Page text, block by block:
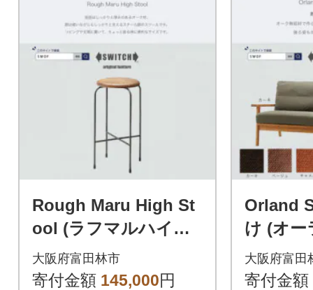
Rough Maru High St
ool (ラフマルハイス
ツール)【SWOF】
大阪府富田林市
寄付金額 145,000円
Orland
け (オー
ァ) 倉敷
F】
大阪府富田
寄付金額